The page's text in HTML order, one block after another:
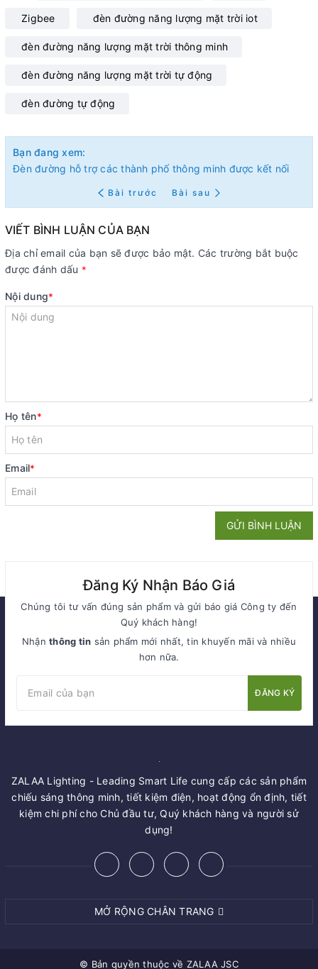
Zigbee đèn đường năng lượng mặt trời iot
đèn đường năng lượng mặt trời thông minh
đèn đường năng lượng mặt trời tự động
đèn đường tự động
Bạn đang xem:
Đèn đường hỗ trợ các thành phố thông minh được kết nối
Bài trước Bài sau
VIẾT BÌNH LUẬN CỦA BẠN
Địa chỉ email của bạn sẽ được bảo mật. Các trường bắt buộc
được đánh dấu *
Nội dung*
Họ tên*
Email*
GỬI BÌNH LUẬN
Đăng Ký Nhận Báo Giá
Chúng tôi tư vấn đúng sản phẩm và gửi báo giá Công ty đến
Quý khách hàng!
Nhậnthông tin sản phẩm mới nhất, tin khuyến mãi và nhiều
hơn nữa.
ĐĂNG KÝ
ZALAA Lighting - Leading Smart Life cung cấp các sản phẩm
kiệm chi phí cho Chủ đầu tư, Quý khách hàng và người sử
dụng!
MỞ RỘNG CHÂN TRANG